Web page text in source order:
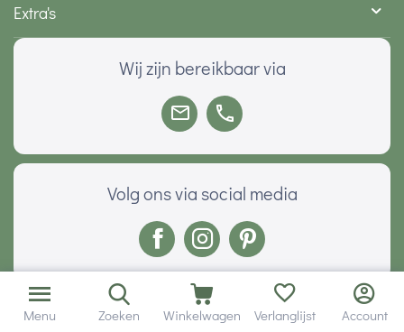
Extra's
Wij zijn bereikbaar via
Volg ons via social media
Onze klanten geven ons een
Menu Zoeken Winkelwagen Verlanglijst Account